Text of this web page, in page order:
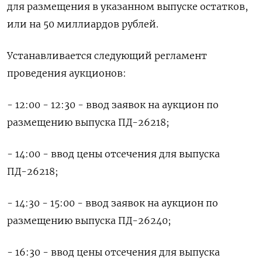
для размещения в указанном выпуске остатков,
или на 50 миллиардов рублей.
Устанавливается следующий регламент
проведения аукционов:
- 12:00 - 12:30 - ввод заявок на аукцион по
размещению выпуска ПД-26218;
- 14:00 - ввод цены отсечения для выпуска
ПД-26218;
- 14:30 - 15:00 - ввод заявок на аукцион по
размещению выпуска ПД-26240;
- 16:30 - ввод цены отсечения для выпуска